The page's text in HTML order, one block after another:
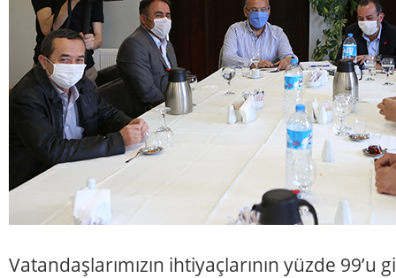
Vatandaşlarımızın ihtiyaçlarının yüzde 99’u